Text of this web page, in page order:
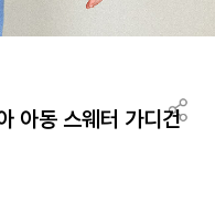
아동 스웨터 가디건